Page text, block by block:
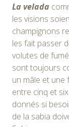
La velada
les visions
champignons
les fait passer
volutes de
sont toujours
un mâle et une
entre cinq et
donnés si
de la sabia